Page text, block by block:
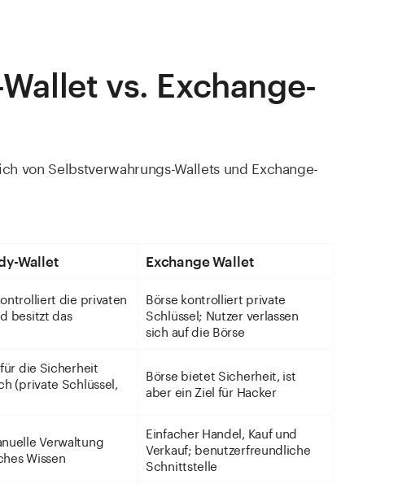
vs. Exchange-
von Selbstverwahrungs-Wallets und Exchange-
Wallet Exchange Wallet
die privaten
besitzt das
Börse kontrolliert private
Schlüssel; Nutzer verlassen
sich auf die Börse
die Sicherheit
(private Schlüssel,
Börse bietet Sicherheit, ist
aber ein Ziel für Hacker
Verwaltung
Wissen
Einfacher Handel, Kauf und
Verkauf; benutzerfreundliche
Schnittstelle